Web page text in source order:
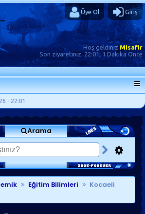
Üye Ol Giriş
Hoş geldinizMisafir
Son ziyaretiniz:22:01, 1 Dakika Önce
- 22:01
Arama
Eğitim Bilimleri
Kocaeli